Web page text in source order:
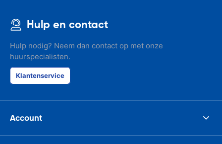
Hulp en contact
Hulp nodig? Neem dan contact op met onze
huurspecialisten.
Klantenservice
Account